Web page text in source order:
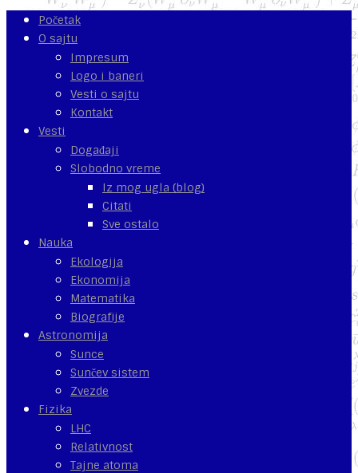
Početak
O sajtu
Impresum
Logo i baneri
Vesti o sajtu
Kontakt
Vesti
Događaji
Slobodno vreme
Iz mog ugla (blog)
Citati
Sve ostalo
Nauka
Ekologija
Ekonomija
Matematika
Biografije
Astronomija
Sunce
Sunčev sistem
Zvezde
Fizika
LHC
Relativnost
Tajne atoma